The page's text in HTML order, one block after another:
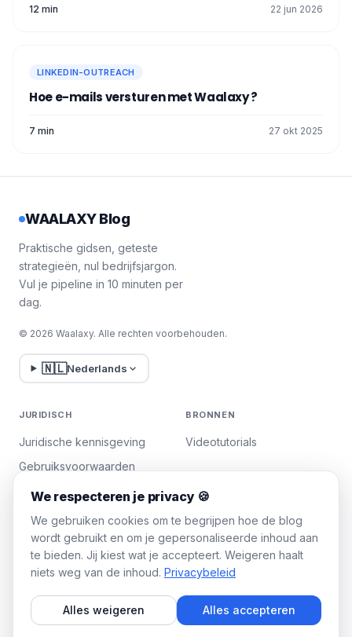
12 min 22 jun 2026
LINKEDIN-OUTREACH
Hoe e-mails versturen met Waalaxy ?
7 min 27 okt 2025
WAALAXY Blog
Praktische gidsen, geteste
strategieën, nul bedrijfsjargon.
Vul je pipeline in 10 minuten per
dag.
© 2026 Waalaxy. Alle rechten voorbehouden.
🇳🇱Nederlands
JURIDISCH
Juridische kennisgeving
Gebruiksvoorwaarden
Privacybeleid
Cookies beheren
BRONNEN
Videotutorials
WAALAXY
Team Plan
We respecteren je privacy 🍪
We gebruiken cookies om te begrijpen hoe de blog
wordt gebruikt en om je gepersonaliseerde inhoud aan
te bieden. Jij kiest wat je accepteert. Weigeren haalt
niets weg van de inhoud. Privacybeleid
Alles weigeren Alles accepteren